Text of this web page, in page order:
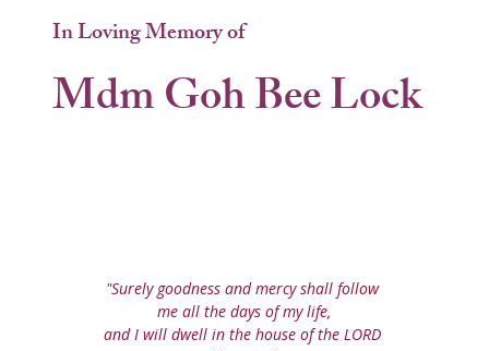
In Loving Memory of
Mdm Goh Bee Lock
"Surely goodness and mercy shall follow
me all the days of my life,
and I will dwell in the house of the LORD